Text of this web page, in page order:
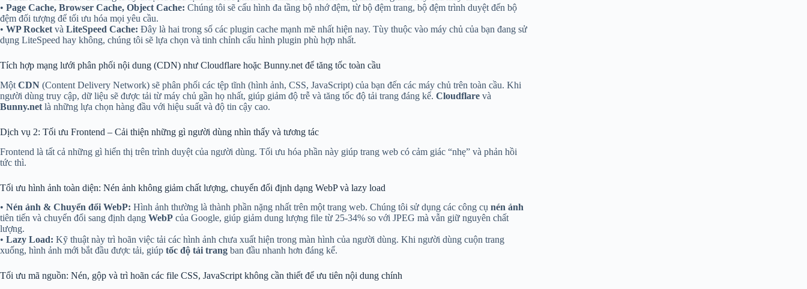
• Page Cache, Browser Cache, Object Cache: Chúng tôi sẽ cấu hình đa tầng bộ nhớ đệm, từ bộ đệm trang, bộ đệm trình duyệt đến bộ
đệm đối tượng để tối ưu hóa mọi yêu cầu.
• WP Rocket và LiteSpeed Cache: Đây là hai trong số các plugin cache mạnh mẽ nhất hiện nay. Tùy thuộc vào máy chủ của bạn đang sử
dụng LiteSpeed hay không, chúng tôi sẽ lựa chọn và tinh chỉnh cấu hình plugin phù hợp nhất.
Tích hợp mạng lưới phân phối nội dung (CDN) như Cloudflare hoặc Bunny.net để tăng tốc toàn cầu
Một CDN (Content Delivery Network) sẽ phân phối các tệp tĩnh (hình ảnh, CSS, JavaScript) của bạn đến các máy chủ trên toàn cầu. Khi
người dùng truy cập, dữ liệu sẽ được tải từ máy chủ gần họ nhất, giúp giảm độ trễ và tăng tốc độ tải trang đáng kể. Cloudflare và
Bunny.net là những lựa chọn hàng đầu với hiệu suất và độ tin cậy cao.
Dịch vụ 2: Tối ưu Frontend – Cải thiện những gì người dùng nhìn thấy và tương tác
Frontend là tất cả những gì hiển thị trên trình duyệt của người dùng. Tối ưu hóa phần này giúp trang web có cảm giác “nhẹ” và phản hồi
tức thì.
Tối ưu hình ảnh toàn diện: Nén ảnh không giảm chất lượng, chuyển đổi định dạng WebP và lazy load
• Nén ảnh & Chuyển đổi WebP: Hình ảnh thường là thành phần nặng nhất trên một trang web. Chúng tôi sử dụng các công cụ nén ảnh
tiên tiến và chuyển đổi sang định dạng WebP của Google, giúp giảm dung lượng file từ 25-34% so với JPEG mà vẫn giữ nguyên chất
lượng.
• Lazy Load: Kỹ thuật này trì hoãn việc tải các hình ảnh chưa xuất hiện trong màn hình của người dùng. Khi người dùng cuộn trang
xuống, hình ảnh mới bắt đầu được tải, giúp tốc độ tải trang ban đầu nhanh hơn đáng kể.
Tối ưu mã nguồn: Nén, gộp và trì hoãn các file CSS, JavaScript không cần thiết để ưu tiên nội dung chính